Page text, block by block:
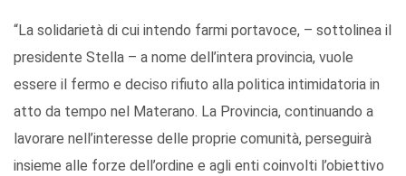
“La solidarietà di cui intendo farmi portavoce, – sottolinea il
presidente Stella – a nome dell’intera provincia, vuole
essere il fermo e deciso rifiuto alla politica intimidatoria in
atto da tempo nel Materano. La Provincia, continuando a
lavorare nell’interesse delle proprie comunità, perseguirà
insieme alle forze dell’ordine e agli enti coinvolti l’obiettivo